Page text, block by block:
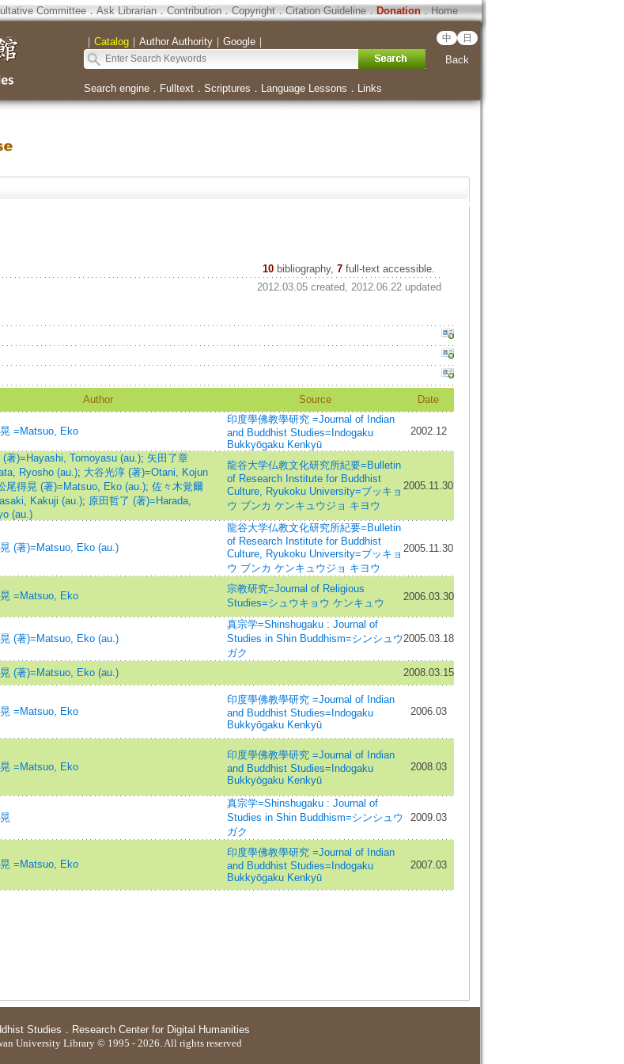
Committee．Ask Librarian．Contribution．Copyright．Citation Guideline．Donation．Home
｜ Catalog｜ Author Authority｜ Google｜ 中 日
Back
Search engine． Fulltext． Scriptures ． Language Lessons ． Links
10 bibliography, 7full-text accessible.
2012.03.05 created, 2012.06.22 updated
Author Source
Date
=Matsuo, Eko
印度學佛教學研究 =Journal of Indian
and Buddhist Studies=Indogaku
Bukkyōgaku Kenkyū
2002.12
(著)=Hayashi, Tomoyasu (au.); 矢田了章
Ryosho (au.); 大谷光淳 (著)=Otani, Kojun
尾得晃 (著)=Matsuo, Eko (au.); 佐々木覚爾
Kakuji (au.); 原田哲了 (著)=Harada,
(au.)
龍谷大学仏教文化研究所紀要=Bulletin
of Research Institute for Buddhist
Culture, Ryukoku University=ブッキョ
ウ ブンカ ケンキュウジョ キヨウ
2005.11.30
(著)=Matsuo, Eko (au.)
龍谷大学仏教文化研究所紀要=Bulletin
of Research Institute for Buddhist
Culture, Ryukoku University=ブッキョ
ウ ブンカ ケンキュウジョ キヨウ
2005.11.30
=Matsuo, Eko
宗教研究=Journal of Religious
Studies=シュウキョウ ケンキュウ
2006.03.30
(著)=Matsuo, Eko (au.)
真宗学=Shinshugaku : Journal of
Studies in Shin Buddhism=シンシュウ
ガク
2005.03.18
(著)=Matsuo, Eko (au.)
2008.03.15
=Matsuo, Eko
印度學佛教學研究 =Journal of Indian
and Buddhist Studies=Indogaku
Bukkyōgaku Kenkyū
2006.03
=Matsuo, Eko
印度學佛教學研究 =Journal of Indian
and Buddhist Studies=Indogaku
Bukkyōgaku Kenkyū
2008.03
真宗学=Shinshugaku : Journal of
Studies in Shin Buddhism=シンシュウ
ガク
2009.03
=Matsuo, Eko
印度學佛教學研究 =Journal of Indian
and Buddhist Studies=Indogaku
Bukkyōgaku Kenkyū
2007.03
Studies ． Research Center for Digital Humanities
University Library © 1995 - 2026. All rights reserved